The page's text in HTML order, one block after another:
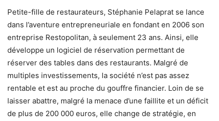
Petite-fille de restaurateurs, Stéphanie Pelaprat se lance
dans l’aventure entrepreneuriale en fondant en 2006 son
entreprise Restopolitan, à seulement 23 ans. Ainsi, elle
développe un logiciel de réservation permettant de
réserver des tables dans des restaurants. Malgré de
multiples investissements, la société n’est pas assez
rentable et est au proche du gouffre financier. Loin de se
laisser abattre, malgré la menace d’une faillite et un déficit
de plus de 200 000 euros, elle change de stratégie, en